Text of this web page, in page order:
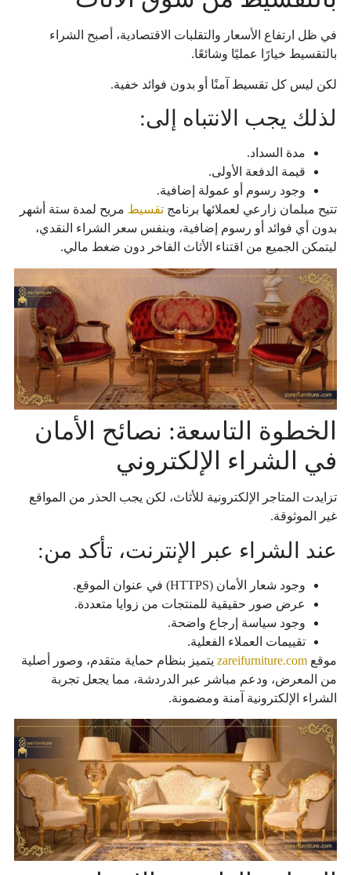
في ظل ارتفاع الأسعار والتقلبات الاقتصادية، أصبح الشراء
بالتقسيط خيارًا عمليًا وشائعًا.
لكن ليس كل تقسيط آمنًا أو بدون فوائد خفية.
لذلك يجب الانتباه إلى:
مدة السداد.
قيمة الدفعة الأولى.
وجود رسوم أو عمولة إضافية.
تتيح مبلمان زارعي لعملائها برنامج تقسيط مريح لمدة ستة أشهر
بدون أي فوائد أو رسوم إضافية، وبنفس سعر الشراء النقدي،
ليتمكن الجميع من اقتناء الأثاث الفاخر دون ضغط مالي.
الخطوة التاسعة: نصائح الأمان
في الشراء الإلكتروني
تزايدت المتاجر الإلكترونية للأثاث، لكن يجب الحذر من المواقع
غير الموثوقة.
عند الشراء عبر الإنترنت، تأكد من:
وجود شعار الأمان (HTTPS) في عنوان الموقع.
عرض صور حقيقية للمنتجات من زوايا متعددة.
وجود سياسة إرجاع واضحة.
تقييمات العملاء الفعلية.
موقع zareifurniture.com يتميز بنظام حماية متقدم، وصور أصلية
من المعرض، ودعم مباشر عبر الدردشة، مما يجعل تجربة
الشراء الإلكترونية آمنة ومضمونة.